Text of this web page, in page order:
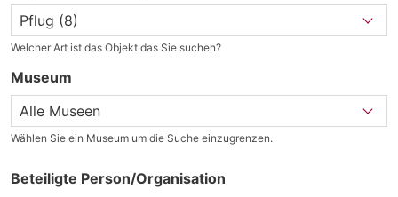
Welcher Art ist das Objekt das Sie suchen?
Museum
Wählen Sie ein Museum um die Suche einzugrenzen.
Beteiligte Person/Organisation